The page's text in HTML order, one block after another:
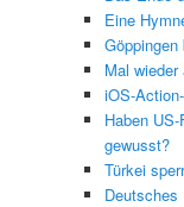
Eine
Mal
iOS-
Haben
gewusst?
Türkei